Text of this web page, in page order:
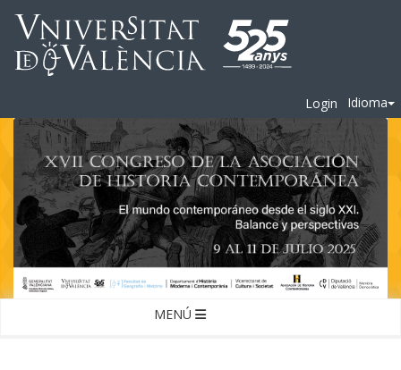
Login Idioma
MENÚ